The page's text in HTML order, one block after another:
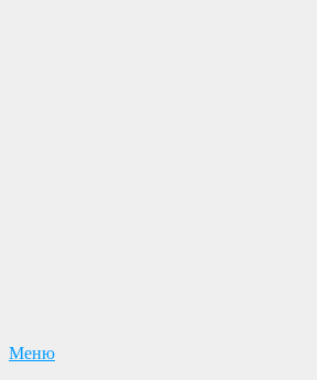
Перейти
Меню